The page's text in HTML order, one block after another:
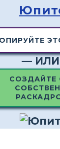
—
СОЗДАЙТЕ